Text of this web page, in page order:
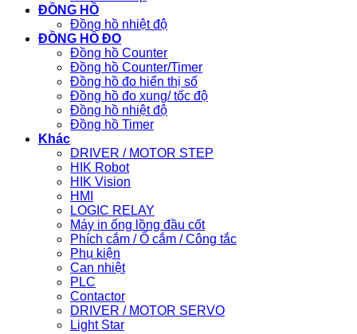
ĐỒNG HỒ
Đồng hồ nhiệt độ
ĐỒNG HỒ ĐO
Đồng hồ Counter
Đồng hồ Counter/Timer
Đồng hồ đo hiển thị số
Đồng hồ đo xung/ tốc độ
Đồng hồ nhiệt độ
Đồng hồ Timer
Khác
DRIVER / MOTOR STEP
HIK Robot
HIK Vision
HMI
LOGIC RELAY
Máy in ống lồng đầu cốt
Phích cắm / Ổ cắm / Công tắc
Phụ kiện
Can nhiệt
PLC
Contactor
DRIVER / MOTOR SERVO
Light Star